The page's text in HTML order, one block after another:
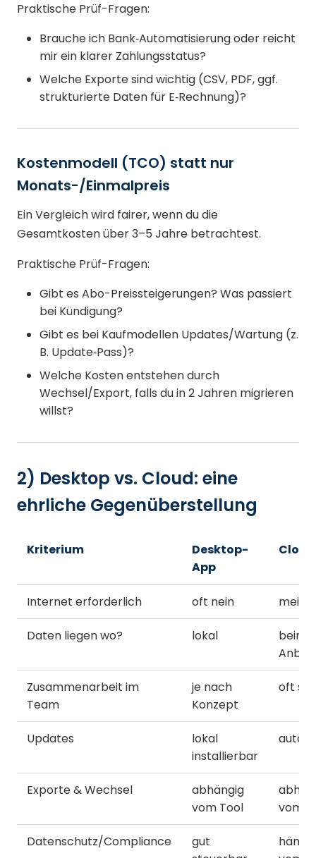
Praktische Prüf-Fragen:
Brauche ich Bank‑Automatisierung oder reicht
mir ein klarer Zahlungsstatus?
Welche Exporte sind wichtig (CSV, PDF, ggf.
strukturierte Daten für E‑Rechnung)?
Kostenmodell (TCO) statt nur
Monats-/Einmalpreis
Ein Vergleich wird fairer, wenn du die
Gesamtkosten über 3–5 Jahre betrachtest.
Praktische Prüf-Fragen:
Gibt es Abo-Preissteigerungen? Was passiert
bei Kündigung?
Gibt es bei Kaufmodellen Updates/Wartung (z.
B. Update‑Pass)?
Welche Kosten entstehen durch
Wechsel/Export, falls du in 2 Jahren migrieren
willst?
2) Desktop vs. Cloud: eine
ehrliche Gegenüberstellung
Kriterium
Desktop-
App
Internet erforderlich oft nein
Daten liegen wo? lokal
beim
Zusammenarbeit im
Team
je nach
Konzept
oft
Updates
lokal
installierbar
Exporte & Wechsel
abhängig
vom Tool
vom
Datenschutz/Compliance
gut
hängt